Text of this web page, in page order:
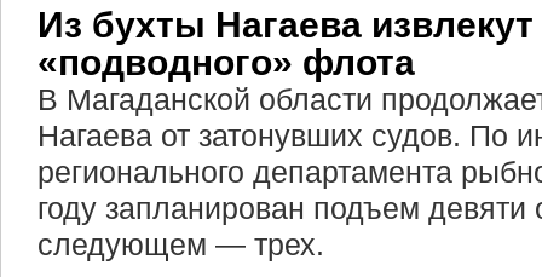
Из бухты Нагаева
«подводного» флота
В Магаданской области
Нагаева от затонувших судов. По
регионального департамента
году запланирован подъем девяти
следующем — трех.